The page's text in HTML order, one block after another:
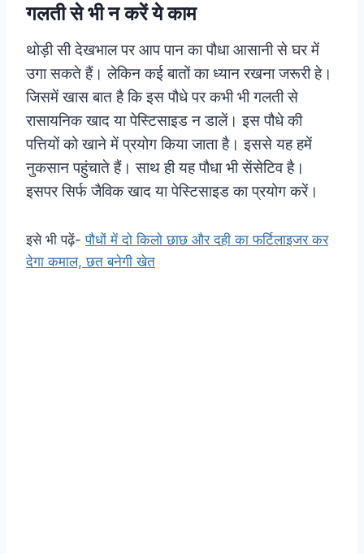
गलती से भी न करें ये काम
थोड़ी सी देखभाल पर आप पान का पौधा आसानी से घर में
उगा सकते हैं। लेकिन कई बातों का ध्यान रखना जरूरी हे।
जिसमें खास बात है कि इस पौधे पर कभी भी गलती से
रासायनिक खाद या पेस्टिसाइड न डालें। इस पौधे की
पत्तियों को खाने में प्रयोग किया जाता है। इससे यह हमें
नुकसान पहुंचाते हैं। साथ ही यह पौधा भी सेंसेटिव है।
इसपर सिर्फ जैविक खाद या पेस्टिसाइड का प्रयोग करें।
इसे भी पढ़ें-पौधों में दो किलो छाछ और दही का फर्टिलाइजर कर
देगा कमाल, छत बनेगी खेत